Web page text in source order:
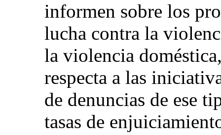
informen sobre los
lucha contra la
la violencia
respecta a las
de denuncias de ese
tasas de